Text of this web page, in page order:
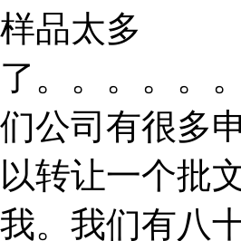
样品太多
了。。。。。
们公司有很多
以转让一个批
我。我们有八